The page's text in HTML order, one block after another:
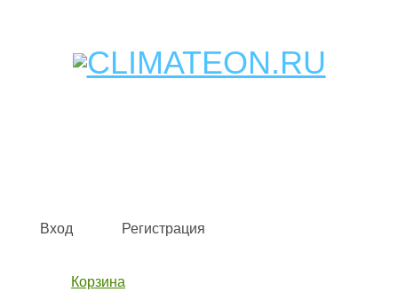
Кондиционеры и сплит-системы, газовые котлы,
Вход Регистрация
Корзина